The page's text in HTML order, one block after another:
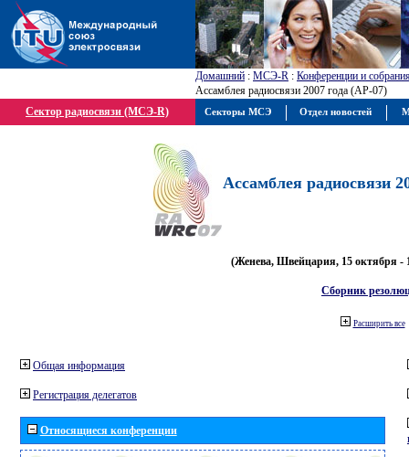
Домашний : МСЭ-R : Конференции и
Ассамблея радиосвязи 2007 года (АР-07)
Сектор радиосвязи (МСЭ-R)
Ассамблея радиосвязи
(Женева, Швейцария, 15 октября -
Сборник
Расширить все
Общая информация
Регистрация делегатов
Относящиеся конференции
Секторы МСЭ Отдел новостей